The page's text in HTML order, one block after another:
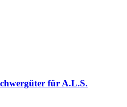
für A.L.S.